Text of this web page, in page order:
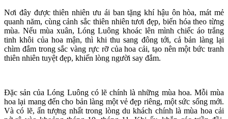
Nơi đây được thiên nhiên ưu ái ban tặng khí hậu ôn hòa, mát mẻ
quanh năm, cùng cảnh sắc thiên nhiên tươi đẹp, biến hóa theo từng
mùa. Nếu mùa xuân, Lóng Luông khoác lên mình chiếc áo trắng
tinh khôi của hoa mận, thì khi thu sang đông tới, cả bản làng lại
chìm đắm trong sắc vàng rực rỡ của hoa cải, tạo nên một bức tranh
thiên nhiên tuyệt đẹp, khiến lòng người say đắm.
Đặc sản của Lóng Luông có lẽ chính là những mùa hoa. Mỗi mùa
hoa lại mang đến cho bản làng một vẻ đẹp riêng, một sức sống mới.
Và có lẽ, ấn tượng nhất trong lòng du khách chính là mùa hoa cải